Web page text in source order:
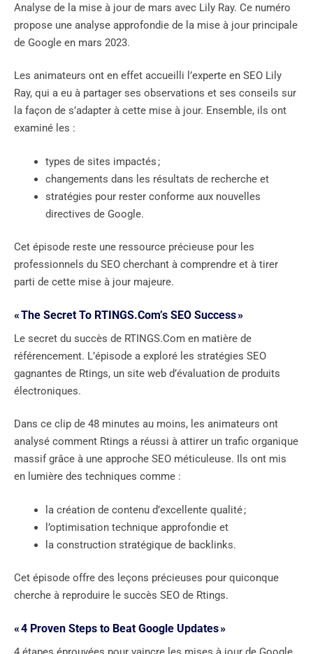
Analyse de la mise à jour de mars avec Lily Ray. Ce numéro
propose une analyse approfondie de la mise à jour principale
de Google en mars 2023.
Les animateurs ont en effet accueilli l’experte en SEO Lily
Ray, qui a eu à partager ses observations et ses conseils sur
la façon de s’adapter à cette mise à jour. Ensemble, ils ont
examiné les :
types de sites impactés ;
changements dans les résultats de recherche et
stratégies pour rester conforme aux nouvelles
directives de Google.
Cet épisode reste une ressource précieuse pour les
professionnels du SEO cherchant à comprendre et à tirer
parti de cette mise à jour majeure.
« The Secret To RTINGS.Com’s SEO Success »
Le secret du succès de RTINGS.Com en matière de
référencement. L’épisode a exploré les stratégies SEO
gagnantes de Rtings, un site web d’évaluation de produits
électroniques.
Dans ce clip de 48 minutes au moins, les animateurs ont
analysé comment Rtings a réussi à attirer un trafic organique
massif grâce à une approche SEO méticuleuse. Ils ont mis
en lumière des techniques comme :
la création de contenu d’excellente qualité ;
l’optimisation technique approfondie et
la construction stratégique de backlinks.
Cet épisode offre des leçons précieuses pour quiconque
cherche à reproduire le succès SEO de Rtings.
« 4 Proven Steps to Beat Google Updates »